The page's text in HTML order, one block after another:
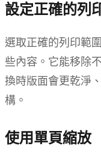
設定正確的列
選取正確的列印範
些內容。它能移除
換時版面會更乾淨
構。
使用單頁縮放